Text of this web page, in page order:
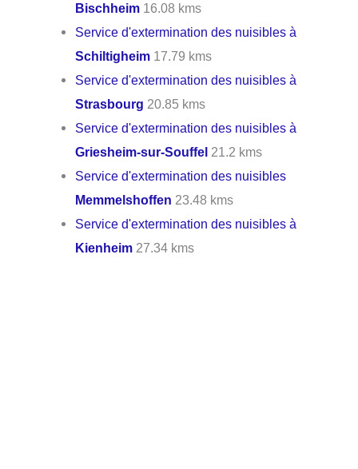
Bischheim 16.08 kms
Service d'extermination des nuisibles à
Schiltigheim 17.79 kms
Service d'extermination des nuisibles à
Strasbourg 20.85 kms
Service d'extermination des nuisibles à
Griesheim-sur-Souffel 21.2 kms
Service d'extermination des nuisibles
Memmelshoffen 23.48 kms
Service d'extermination des nuisibles à
Kienheim 27.34 kms